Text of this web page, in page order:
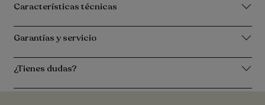
Características técnicas
Garantías y servicio
¿Tienes dudas?